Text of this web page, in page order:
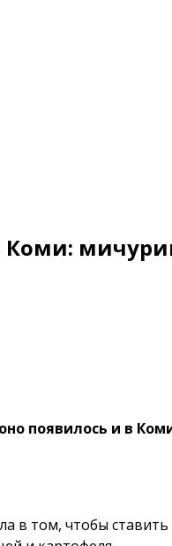
Коми:
появилось и в
в том, чтобы